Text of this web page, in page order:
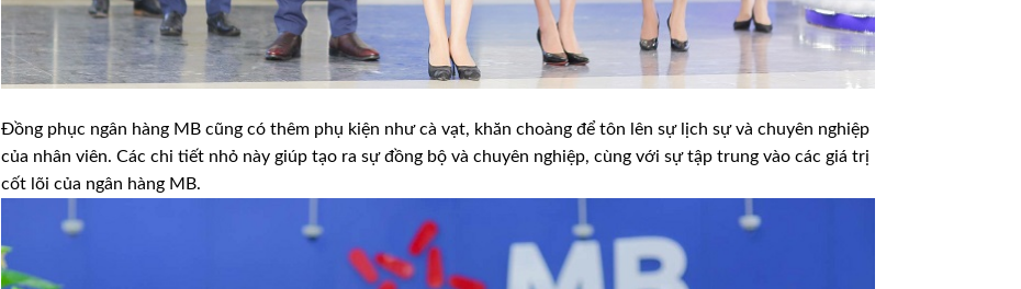
Đồng phục ngân hàng MB cũng có thêm phụ kiện như cà vạt, khăn choàng để tôn lên sự lịch sự và chuyên nghiệp
của nhân viên. Các chi tiết nhỏ này giúp tạo ra sự đồng bộ và chuyên nghiệp, cùng với sự tập trung vào các giá trị
cốt lõi của ngân hàng MB.